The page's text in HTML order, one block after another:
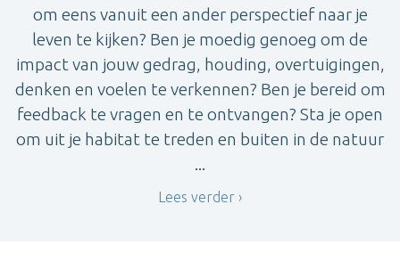
om eens vanuit een ander perspectief naar je
leven te kijken? Ben je moedig genoeg om de
impact van jouw gedrag, houding, overtuigingen,
denken en voelen te verkennen? Ben je bereid om
feedback te vragen en te ontvangen? Sta je open
om uit je habitat te treden en buiten in de natuur
...
Lees verder